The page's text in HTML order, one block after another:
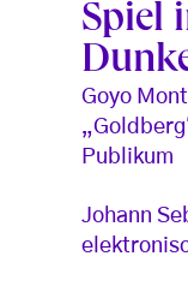
Spiel
Goyo
Publikum
Johann